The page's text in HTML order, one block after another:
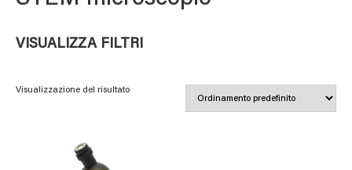
VISUALIZZA FILTRI
Visualizzazione del risultato